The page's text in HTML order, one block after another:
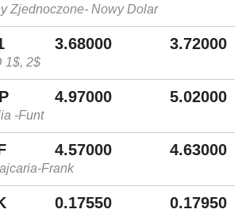
Zjednoczone- Nowy Dolar
3.68000 3.72000
1$, 2$
4.97000 5.02000
-Funt
4.57000 4.63000
Frank
0.17550 0.17950